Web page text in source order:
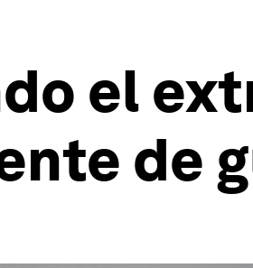
el
de